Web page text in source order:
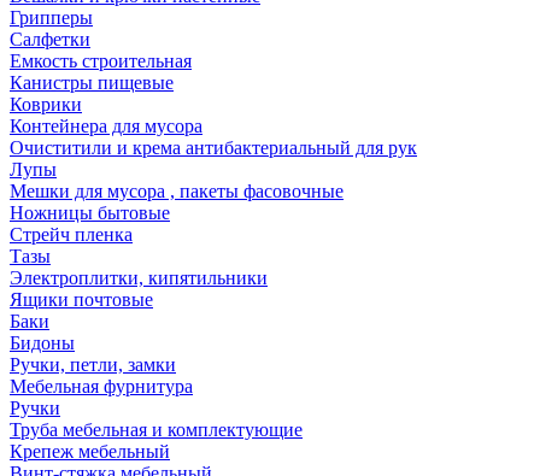
Грипперы
Салфетки
Емкость строительная
Канистры пищевые
Коврики
Контейнера для мусора
Очиститили и крема антибактериальный для рук
Лупы
Мешки для мусора , пакеты фасовочные
Ножницы бытовые
Стрейч пленка
Тазы
Электроплитки, кипятильники
Ящики почтовые
Баки
Бидоны
Ручки, петли, замки
Мебельная фурнитура
Ручки
Труба мебельная и комплектующие
Крепеж мебельный